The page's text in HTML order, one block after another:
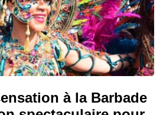
à la Barbade